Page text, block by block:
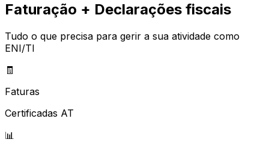
Faturação + Declarações fiscais
Tudo o que precisa para gerir a sua atividade como
ENI/TI
🧾
Faturas
Certificadas AT
📊